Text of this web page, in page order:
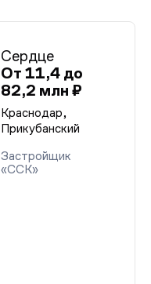
Сердце
От 11,4 до
82,2 млн ₽
Краснодар,
Прикубанский
Застройщик
«ССК»